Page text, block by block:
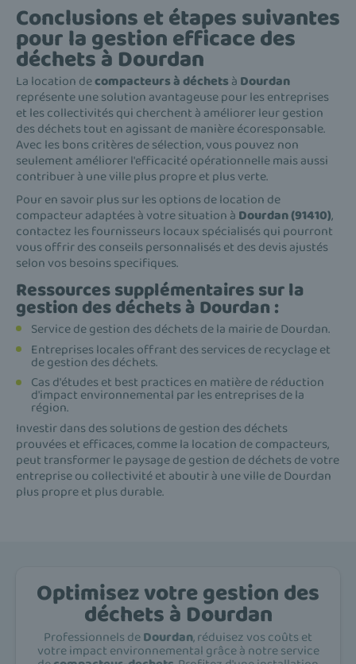
Conclusions et étapes suivantes
pour la gestion efficace des
déchets à Dourdan
La location decompacteurs à déchets à Dourdan
représente une solution avantageuse pour les entreprises
et les collectivités qui cherchent à améliorer leur gestion
des déchets tout en agissant de manière écoresponsable.
Avec les bons critères de sélection, vous pouvez non
seulement améliorer l'efficacité opérationnelle mais aussi
contribuer à une ville plus propre et plus verte.
Pour en savoir plus sur les options de location de
compacteur adaptées à votre situation à Dourdan (91410),
contactez les fournisseurs locaux spécialisés qui pourront
vous offrir des conseils personnalisés et des devis ajustés
selon vos besoins specifiques.
Ressources supplémentaires sur la
gestion des déchets à Dourdan :
Service de gestion des déchets de la mairie de Dourdan.
Entreprises locales offrant des services de recyclage et
de gestion des déchets.
Cas d'études et best practices en matière de réduction
d'impact environnemental par les entreprises de la
région.
Investir dans des solutions de gestion des déchets
prouvées et efficaces, comme la location de compacteurs,
peut transformer le paysage de gestion de déchets de votre
entreprise ou collectivité et aboutir à une ville de Dourdan
plus propre et plus durable.
Optimisez votre gestion des
déchets à Dourdan
Professionnels deDourdan, réduisez vos coûts et
votre impact environnemental grâce à notre service